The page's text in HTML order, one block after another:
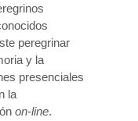
peregrinar
y la
presenciales
la
on-line.